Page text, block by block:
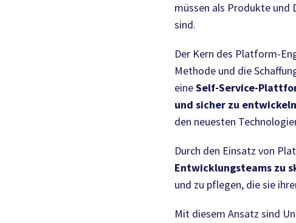
müssen als Produkte
sind.
Der Kern des Platform-
Methode und die
eineSelf-Service-
und sicher zu entwickeln
den neuesten
Durch den Einsatz von
Entwicklungsteams zu
und zu pflegen, die sie
Mit diesem Ansatz sind